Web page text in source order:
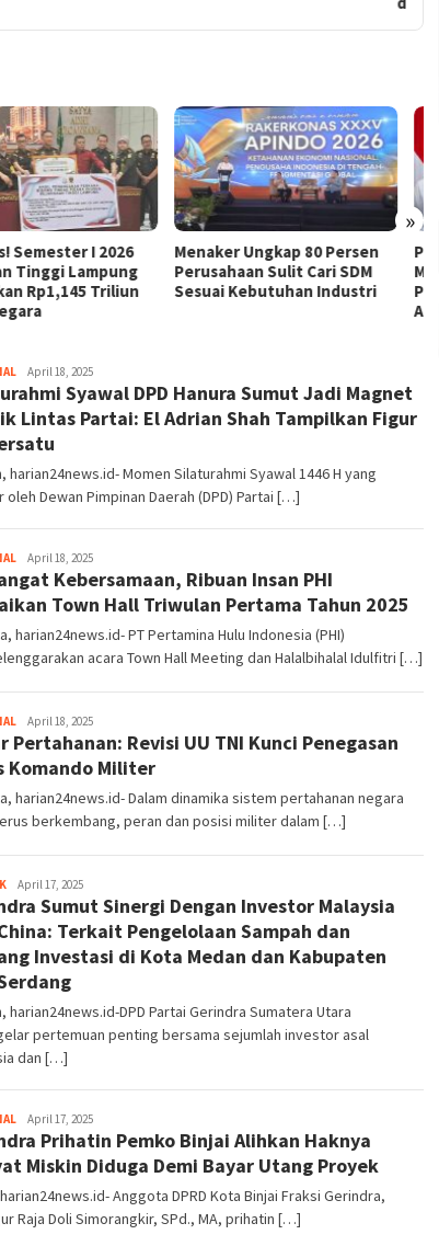
»
Ungkap 80 Persen
Sulit Cari SDM
Kebutuhan Industri
Panglima TNI Dampingi
Menko Polkam, Pemerintah
Pastikan Indonesia Tetap
Admin
April 18, 2025
Syawal DPD Hanura Sumut Jadi Magnet
Lintas Partai: El Adrian Shah Tampilkan Figur
harian24news.id- Momen Silaturahmi Syawal 1446 H yang
oleh Dewan Pimpinan Daerah (DPD) Partai […]
Admin
April 18, 2025
Kebersamaan, Ribuan Insan PHI
Town Hall Triwulan Pertama Tahun 2025
harian24news.id- PT Pertamina Hulu Indonesia (PHI)
acara Town Hall Meeting dan Halalbihalal Idulfitri […]
Admin
April 18, 2025
Pertahanan: Revisi UU TNI Kunci Penegasan
Komando Militer
harian24news.id- Dalam dinamika sistem pertahanan negara
berkembang, peran dan posisi militer dalam […]
Admin
April 17, 2025
Sumut Sinergi Dengan Investor Malaysia
Terkait Pengelolaan Sampah dan
Investasi di Kota Medan dan Kabupaten
harian24news.id-DPD Partai Gerindra Sumatera Utara
pertemuan penting bersama sejumlah investor asal
dan […]
Admin
April 17, 2025
Prihatin Pemko Binjai Alihkan Haknya
Miskin Diduga Demi Bayar Utang Proyek
Anggota DPRD Kota Binjai Fraksi Gerindra,
Raja Doli Simorangkir, SPd., MA, prihatin […]